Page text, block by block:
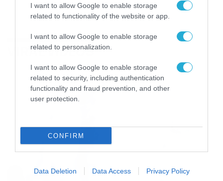
I want to allow Google to enable storage
related to functionality of the website or app.
I want to allow Google to enable storage
related to personalization.
I want to allow Google to enable storage
related to security, including authentication
functionality and fraud prevention, and other
user protection.
CONFIRM
Data Deletion Data Access Privacy Policy
VIRAL VIDEOS